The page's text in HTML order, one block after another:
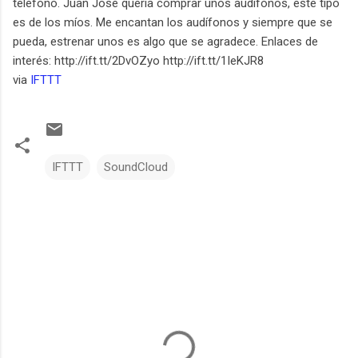
es de los míos. Me encantan los audífonos y siempre que se
pueda, estrenar unos es algo que se agradece. Enlaces de
interés: http://ift.tt/2DvOZyo http://ift.tt/1IeKJR8
via IFTTT
IFTTT SoundCloud